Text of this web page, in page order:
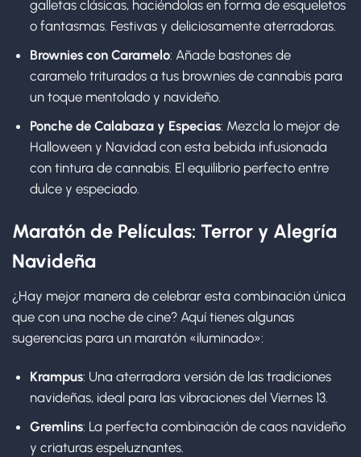
galletas clásicas, haciéndolas en forma de esqueletos
o fantasmas. Festivas y deliciosamente aterradoras.
Brownies con Caramelo: Añade bastones de
caramelo triturados a tus brownies de cannabis para
un toque mentolado y navideño.
Ponche de Calabaza y Especias: Mezcla lo mejor de
Halloween y Navidad con esta bebida infusionada
con tintura de cannabis. El equilibrio perfecto entre
dulce y especiado.
Maratón de Películas: Terror y Alegría
Navideña
¿Hay mejor manera de celebrar esta combinación única
que con una noche de cine? Aquí tienes algunas
sugerencias para un maratón «iluminado»:
Krampus: Una aterradora versión de las tradiciones
navideñas, ideal para las vibraciones del Viernes 13.
Gremlins: La perfecta combinación de caos navideño
y criaturas espeluznantes.